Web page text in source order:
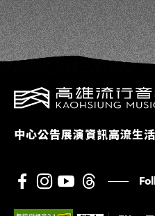
中心公告展演資訊高流生